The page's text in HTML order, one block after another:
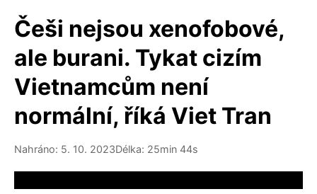
Češi nejsou xenofobové,
ale burani. Tykat cizím
Vietnamcům není
normální, říká Viet Tran
Nahráno: 5. 10. 2023Délka: 25min 44s